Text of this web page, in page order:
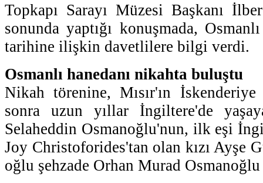
Topkapı Sarayı Müzesi Başkanı
sonunda yaptığı konuşmada,
tarihine ilişkin davetlilere bilgi verdi.
Osmanlı hanedanı nikahta buluştu
Nikah törenine, Mısır'ın
sonra uzun yıllar İngiltere'de
Selaheddin Osmanoğlu'nun, ilk eşi
Joy Christoforides'tan olan kızı Ayşe
oğlu şehzade Orhan Murad Osmanoğlu